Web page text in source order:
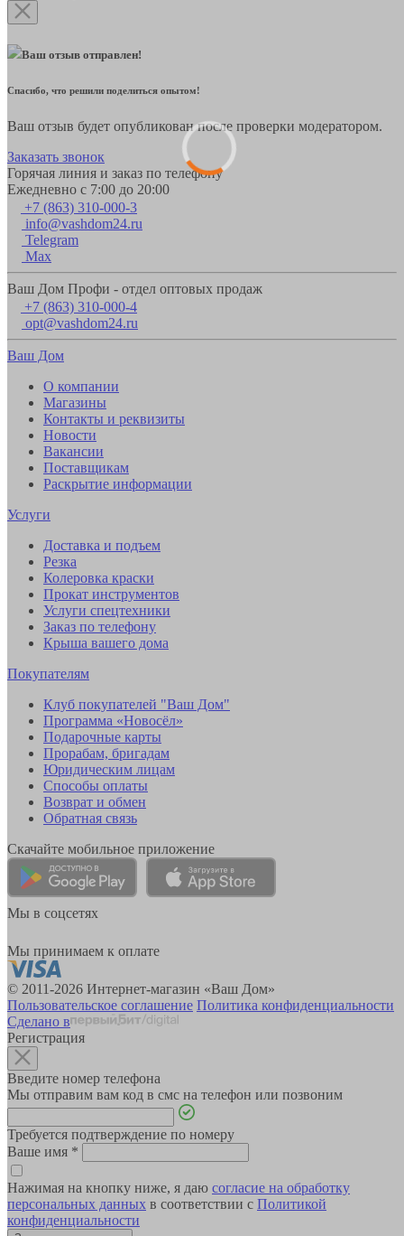
Ваш отзыв отправлен!
Спасибо, что решили поделиться опытом!
Ваш отзыв будет опубликован после проверки модератором.
Заказать звонок
Горячая линия и заказ по телефону
Ежедневно с 7:00 до 20:00
+7 (863) 310-000-3
info@vashdom24.ru
Telegram
Max
Ваш Дом Профи - отдел оптовых продаж
+7 (863) 310-000-4
opt@vashdom24.ru
Ваш Дом
О компании
Магазины
Контакты и реквизиты
Новости
Вакансии
Поставщикам
Раскрытие информации
Услуги
Доставка и подъем
Резка
Колеровка краски
Прокат инструментов
Услуги спецтехники
Заказ по телефону
Крыша вашего дома
Покупателям
Клуб покупателей "Ваш Дом"
Программа «Новосёл»
Подарочные карты
Прорабам, бригадам
Юридическим лицам
Способы оплаты
Возврат и обмен
Обратная связь
Скачайте мобильное приложение
Мы в соцсетях
Мы принимаем к оплате
© 2011-2026 Интернет-магазин «Ваш Дом»
Пользовательское соглашение Политика конфиденциальности
Сделано в
Регистрация
Введите номер телефона
Мы отправим вам код в смс на телефон или позвоним
Требуется подтверждение по номеру
Ваше имя *
Нажимая на кнопку ниже, я даю согласие на обработку
персональных данных в соответствии с Политикой
конфиденциальности